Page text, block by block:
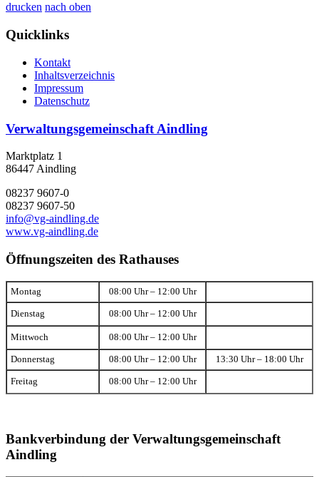
drucken nach oben
Quicklinks
Kontakt
Inhaltsverzeichnis
Impressum
Datenschutz
Verwaltungsgemeinschaft Aindling
Marktplatz 1
86447 Aindling
08237 9607-0
08237 9607-50
info@vg-aindling.de
www.vg-aindling.de
Öffnungszeiten des Rathauses
Montag 08:00 Uhr – 12:00 Uhr
Dienstag 08:00 Uhr – 12:00 Uhr
Mittwoch 08:00 Uhr – 12:00 Uhr
Donnerstag 08:00 Uhr – 12:00 Uhr 13:30 Uhr – 18:00 Uhr
Freitag 08:00 Uhr – 12:00 Uhr
Bankverbindung der Verwaltungsgemeinschaft
Aindling